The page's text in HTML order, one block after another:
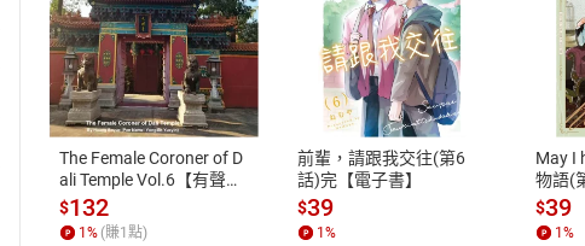
付款方式
ATM轉帳、信用卡、LINE PAY、AFTEE
退換
本店是否提供
之權利，遽消
除權合理例
質各有不同
照各商品說明。
The Female Coroner of D
ali Temple Vol.6【有聲
書】
$132
1 % (賺1 點)
前輩，請跟我交往(第6
話)完【電子書】
$39
1 %
May I
物語(
$39
1 %